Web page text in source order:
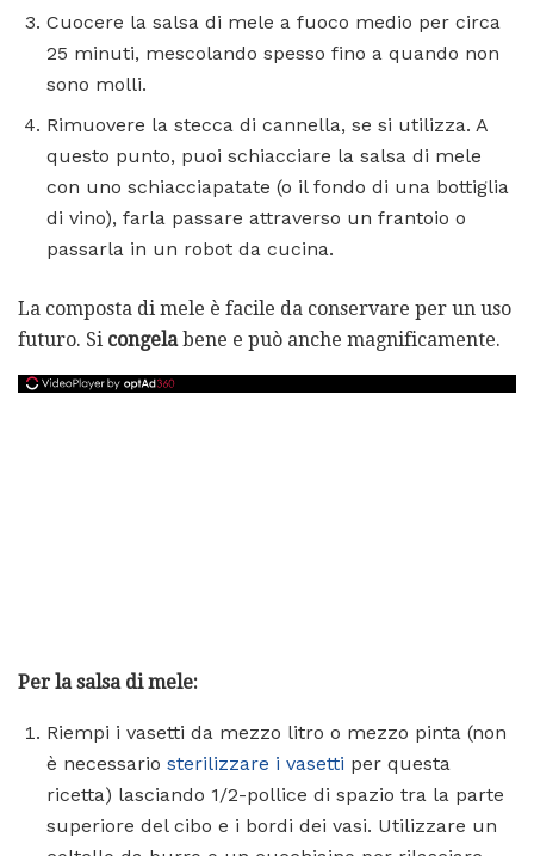
Cuocere la salsa di mele a fuoco medio per circa
25 minuti, mescolando spesso fino a quando non
sono molli.
Rimuovere la stecca di cannella, se si utilizza. A
questo punto, puoi schiacciare la salsa di mele
con uno schiacciapatate (o il fondo di una bottiglia
di vino), farla passare attraverso un frantoio o
passarla in un robot da cucina.
La composta di mele è facile da conservare per un uso
futuro. Si congelabene e può anche magnificamente.
Per la salsa di mele:
Riempi i vasetti da mezzo litro o mezzo pinta (non
è necessario sterilizzare i vasetti per questa
ricetta) lasciando 1/2-pollice di spazio tra la parte
superiore del cibo e i bordi dei vasi. Utilizzare un